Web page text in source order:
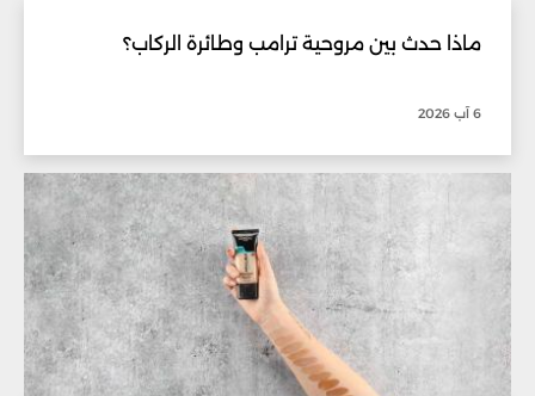
ماذا حدث بين مروحية ترامب وطائرة الركاب؟
6 آب 2026